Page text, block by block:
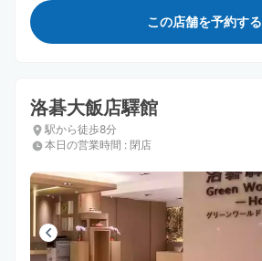
この店舗を予約する
洛碁大飯店驛館
駅から徒歩8分
本日の営業時間 : 閉店